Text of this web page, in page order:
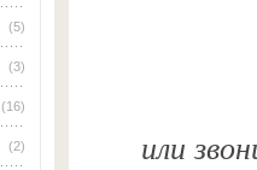
(5)
(3)
(16)
(2) или